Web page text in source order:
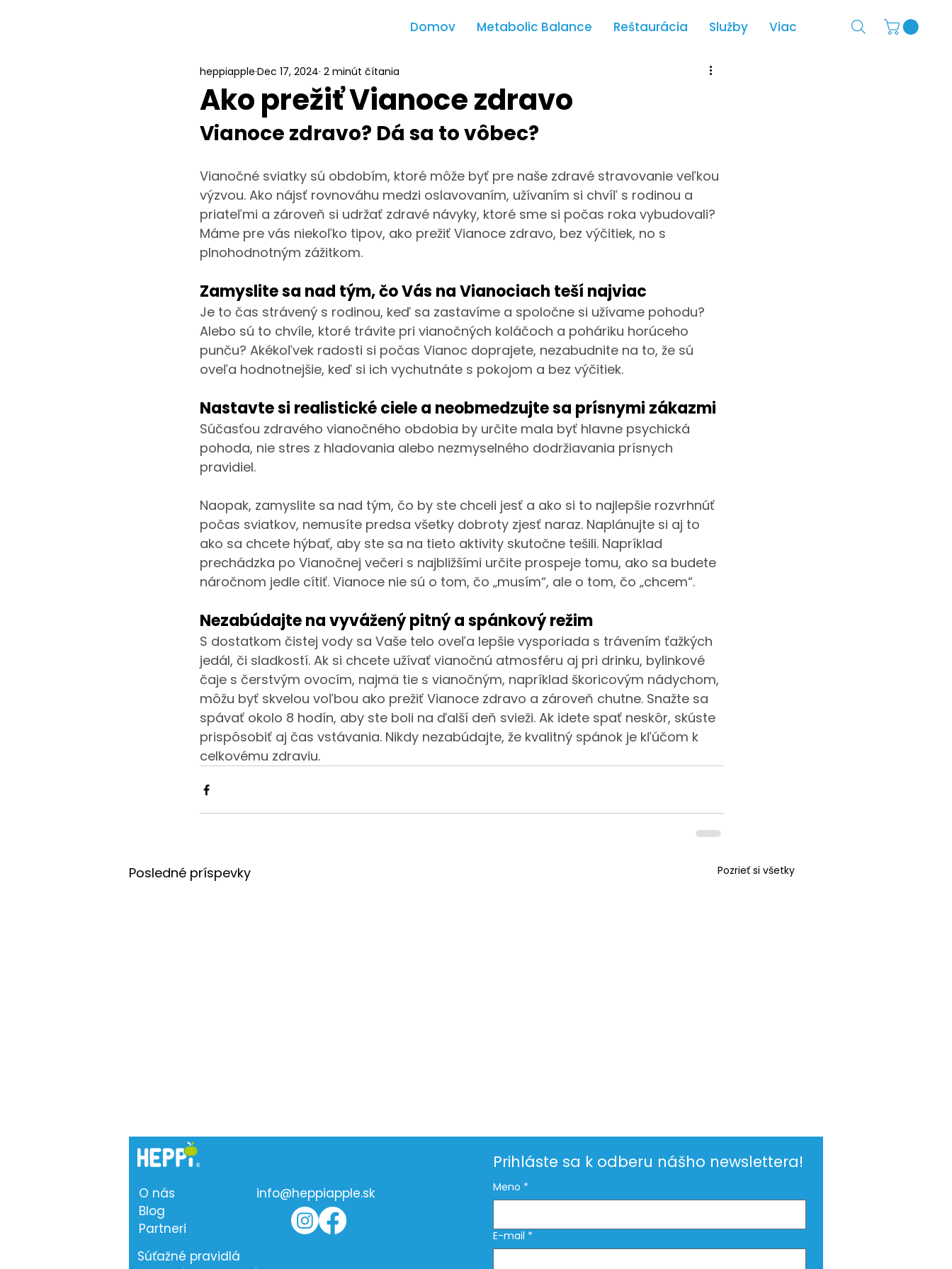
Domov Metabolic Balance Reštaurácia Služby Viac
Ako prežiť Vianoce zdravo
heppiapple Dec 17, 2024 2 minút čítania
Vianoce zdravo? Dá sa to vôbec?
Vianočné sviatky sú obdobím, ktoré môže byť pre naše zdravé stravovanie veľkou
výzvou. Ako nájsť rovnováhu medzi oslavovaním, užívaním si chvíľ s rodinou a
priateľmi a zároveň si udržať zdravé návyky, ktoré sme si počas roka vybudovali?
Máme pre vás niekoľko tipov, ako prežiť Vianoce zdravo, bez výčitiek, no s
plnohodnotným zážitkom.
Zamyslite sa nad tým, čo Vás na Vianociach teší najviac
Je to čas strávený s rodinou, keď sa zastavíme a spoločne si užívame pohodu?
Alebo sú to chvíle, ktoré trávite pri vianočných koláčoch a poháriku horúceho
punču? Akékoľvek radosti si počas Vianoc doprajete, nezabudnite na to, že sú
oveľa hodnotnejšie, keď si ich vychutnáte s pokojom a bez výčitiek.
Nastavte si realistické ciele a neobmedzujte sa prísnymi zákazmi
Súčasťou zdravého vianočného obdobia by určite mala byť hlavne psychická
pohoda, nie stres z hladovania alebo nezmyselného dodržiavania prísnych
pravidiel.
Naopak, zamyslite sa nad tým, čo by ste chceli jesť a ako si to najlepšie rozvrhnúť
počas sviatkov, nemusíte predsa všetky dobroty zjesť naraz. Naplánujte si aj to
ako sa chcete hýbať, aby ste sa na tieto aktivity skutočne tešili. Napríklad
prechádzka po Vianočnej večeri s najbližšími určite prospeje tomu, ako sa budete
náročnom jedle cítiť. Vianoce nie sú o tom, čo „musím“, ale o tom, čo „chcem“.
Nezabúdajte na vyvážený pitný a spánkový režim
S dostatkom čistej vody sa Vaše telo oveľa lepšie vysporiada s trávením ťažkých
jedál, či sladkostí. Ak si chcete užívať vianočnú atmosféru aj pri drinku, bylinkové
čaje s čerstvým ovocím, najmä tie s vianočným, napríklad škoricovým nádychom,
môžu byť skvelou voľbou ako prežiť Vianoce zdravo a zároveň chutne. Snažte sa
spávať okolo 8 hodín, aby ste boli na ďalší deň svieži. Ak idete spať neskôr, skúste
prispôsobiť aj čas vstávania. Nikdy nezabúdajte, že kvalitný spánok je kľúčom k
celkovému zdraviu.
Posledné príspevky Pozrieť si všetky
Dehydratácia v lete:
Vajíčka. Sú zdravé, či
O nás
Blog
Partneri
info@heppiapple.sk
Súťažné pravidlá
Prihláste sa k odberu nášho newslettera!
Meno *
E-mail *